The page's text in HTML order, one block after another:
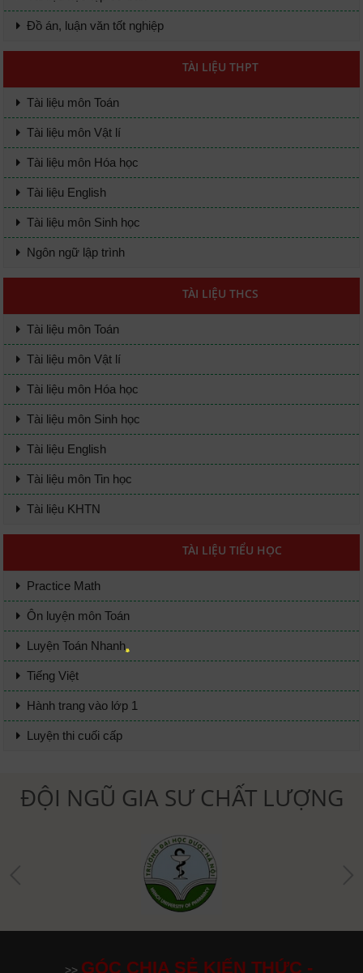
Đồ án, luận văn tốt nghiệp
TÀI LIỆU THPT
Tài liệu môn Toán
Tài liệu môn Vật lí
Tài liệu môn Hóa học
Tài liệu English
Tài liệu môn Sinh học
Ngôn ngữ lập trình
TÀI LIỆU THCS
Tài liệu môn Toán
Tài liệu môn Vật lí
Tài liệu môn Hóa học
Tài liệu môn Sinh học
Tài liệu English
Tài liệu môn Tin học
Tài liệu KHTN
TÀI LIỆU TIỂU HỌC
Practice Math
Ôn luyện môn Toán
Luyện Toán Nhanh
Tiếng Việt
Hành trang vào lớp 1
Luyện thi cuối cấp
ĐỘI NGŨ GIA SƯ CHẤT LƯỢNG
>> GÓC CHIA SẺ KIẾN THỨC -